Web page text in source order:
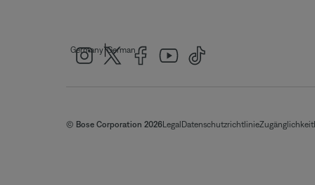
Germany|German
© Bose Corporation 2026Legal DatenschutzrichtlinieZugänglichkeit